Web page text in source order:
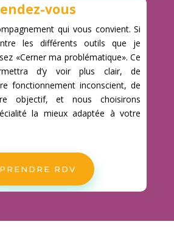
vous
qui vous convient. Si
les différents outils que je
«Cerner ma problématique». Ce
d’y voir plus clair, de
fonctionnement inconscient, de
objectif, et nous choisirons
la mieux adaptée à votre
PRENDRE RDV